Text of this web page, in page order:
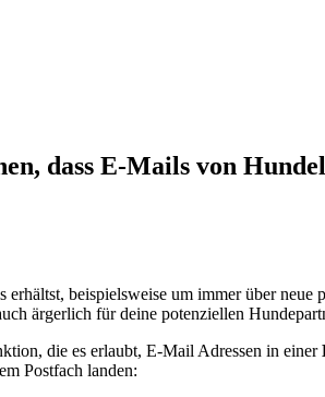
dass E-Mails von
erhältst, beispielsweise um immer über
ärgerlich für deine potenziellen
die es erlaubt, E-Mail Adressen in einer
Postfach landen: